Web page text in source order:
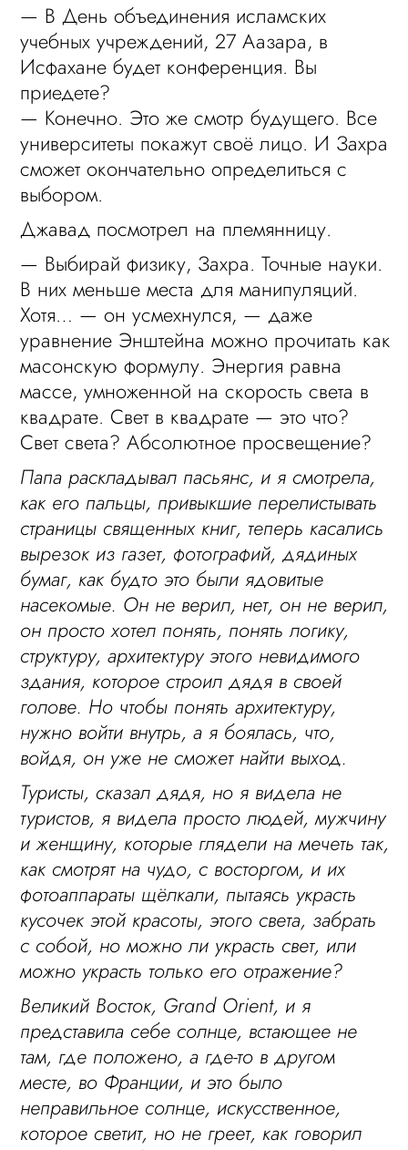
— В День объединения исламских
учебных учреждений, 27 Аазара, в
Исфахане будет конференция. Вы
приедете?
— Конечно. Это же смотр будущего. Все
университеты покажут своё лицо. И Захра
сможет окончательно определиться с
выбором.
Джавад посмотрел на племянницу.
— Выбирай физику, Захра. Точные науки.
В них меньше места для манипуляций.
Хотя… — он усмехнулся, — даже
уравнение Энштейна можно прочитать как
масонскую формулу. Энергия равна
массе, умноженной на скорость света в
квадрате. Свет в квадрате — это что?
Свет света? Абсолютное просвещение?
Папа раскладывал пасьянс, и я смотрела,
как его пальцы, привыкшие перелистывать
страницы священных книг, теперь касались
вырезок из газет, фотографий, дядиных
бумаг, как будто это были ядовитые
насекомые. Он не верил, нет, он не верил,
он просто хотел понять, понять логику,
структуру, архитектуру этого невидимого
здания, которое строил дядя в своей
голове. Но чтобы понять архитектуру,
нужно войти внутрь, а я боялась, что,
войдя, он уже не сможет найти выход.
Туристы, сказал дядя, но я видела не
туристов, я видела просто людей, мужчину
и женщину, которые глядели на мечеть так,
как смотрят на чудо, с восторгом, и их
фотоаппараты щёлкали, пытаясь украсть
кусочек этой красоты, этого света, забрать
с собой, но можно ли украсть свет, или
можно украсть только его отражение?
Великий Восток, Grand Orient, и я
представила себе солнце, встающее не
там, где положено, а где-то в другом
месте, во Франции, и это было
неправильное солнце, искусственное,
которое светит, но не греет, как говорил